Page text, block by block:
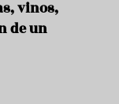
vinos,
de un